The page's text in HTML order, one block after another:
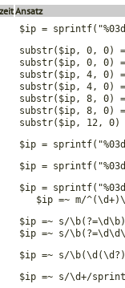
Ansatz
$ip =
substr($ip, 0,
substr($ip, 0,
substr($ip, 4,
substr($ip, 4,
substr($ip, 8,
substr($ip, 8,
substr($ip, 12,
$ip =
$ip =
$ip =
$ip =~ m/
$ip =~ s/
$ip =~ s/
$ip =~ s/
$ip =~ s/\d+/